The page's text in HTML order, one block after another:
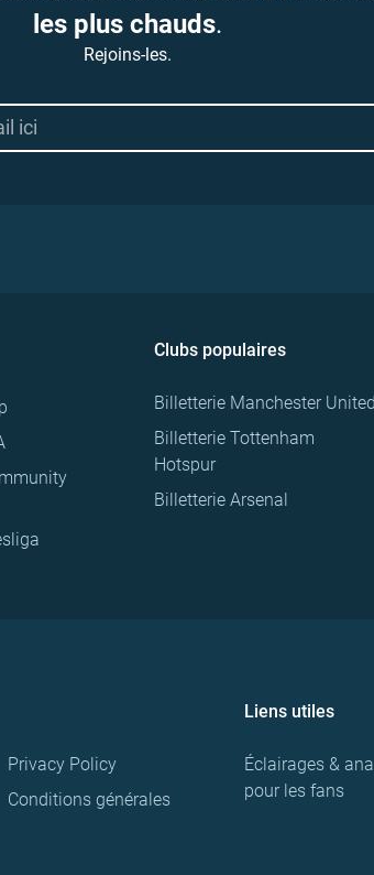
les plus chauds.
Rejoins-les.
Clubs populaires
Billetterie Manchester
Billetterie Tottenham
Hotspur
Billetterie Arsenal
Privacy Policy
Conditions générales
Liens utiles
Éclairages &
pour les fans